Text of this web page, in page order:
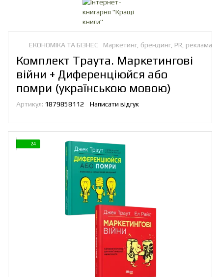
ЕКОНОМІКА ТА БІЗНЕС Маркетинг, брендинг, PR, реклама
Комплект Траута. Маркетингові
війни + Диференціюйся або
помри (українською мовою)
Артикул: 1879858112 Написати відгук
24